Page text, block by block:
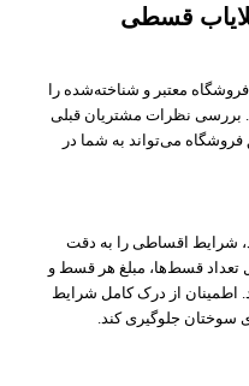
معتبر و شناخته‌شده را
بررسی نظرات مشتریان قبلی
می‌تواند به شما در
شرایط اقساطی را به دقت
تعداد قسط‌ها، مبلغ هر قسط و
اطمینان از درک کامل شرایط
سوختان جلوگیری کند.